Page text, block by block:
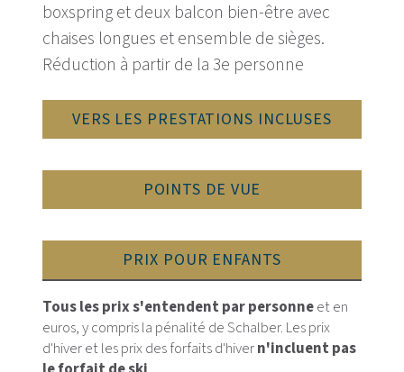
boxspring et deux balcon bien-être avec
chaises longues et ensemble de sièges.
Réduction à partir de la 3e personne
VERS LES PRESTATIONS INCLUSES
POINTS DE VUE
PRIX POUR ENFANTS
Tous les prix s'entendent par personneet en
euros, y compris la pénalité de Schalber. Les prix
d'hiver et les prix des forfaits d'hivern'incluent pas